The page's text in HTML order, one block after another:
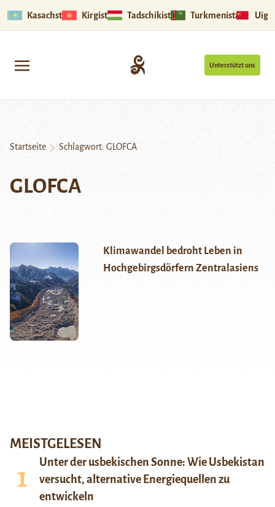
Kasachstan Kirgistan Tadschikistan Turkmenistan
Unterstützt uns
Startseite Schlagwort: GLOFCA
GLOFCA
Klimawandel bedroht Leben in
Hochgebirgsdörfern Zentralasiens
MEISTGELESEN
Unter der usbekischen Sonne: Wie Usbekistan
versucht, alternative Energiequellen zu
entwickeln